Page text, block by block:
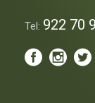
Tel: 922 70